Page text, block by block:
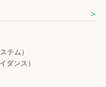
テム）
ダンス）